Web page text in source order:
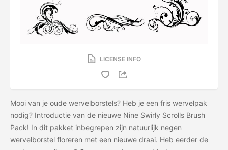
LICENSE INFO
Mooi van je oude wervelborstels? Heb je een fris wervelpak
nodig? Introductie van de nieuwe Nine Swirly Scrolls Brush
Pack! In dit pakket inbegrepen zijn natuurlijk negen
wervelborstel floreren met een nieuwe draai. Heb eerder de